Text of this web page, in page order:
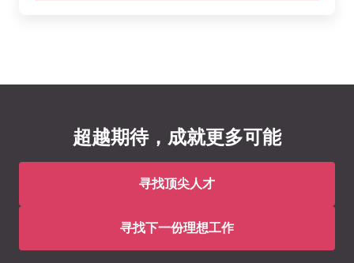
文件必须小于5 MB
可使用的文件类型:pdf, docx, doc
Morgan McKinley将按照合法、正当、必要、真诚、透明和公
开的原则处理您的个人信息。在您自愿更多
超越期待，成就更多可能
寻找顶尖人才
寻找下一份理想工作